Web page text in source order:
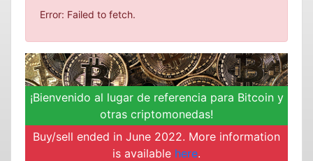
Error: Failed to fetch.
¡Bienvenido al lugar de referencia para Bitcoin y
otras criptomonedas!
Buy/sell ended in June 2022. More information
is available here.